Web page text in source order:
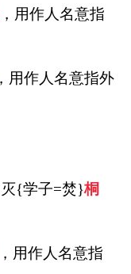
用作人名意指
用作人名意指外
{学子=焚}桐
用作人名意指